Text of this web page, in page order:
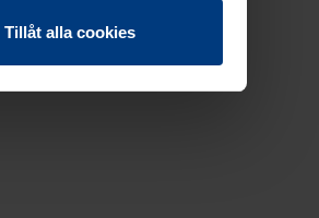
Tillåt alla cookies